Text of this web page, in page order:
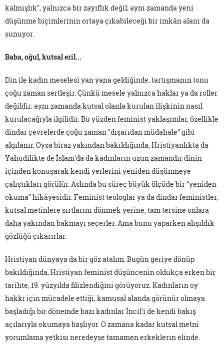
kalmışlık", yalnızca bir zayıflık değil; aynı zamanda yeni
düşünme biçimlerinin ortaya çıkabileceği bir imkân alanı da
sunuyor.
Baba, oğul, kutsal eril...
Din ile kadın meselesi yan yana geldiğinde, tartışmanın tonu
çoğu zaman sertleşir. Çünkü mesele yalnızca haklar ya da roller
değildir; aynı zamanda kutsal olanla kurulan ilişkinin nasıl
kurulacağıyla ilgilidir. Bu yüzden feminist yaklaşımlar, özellikle
dindar çevrelerde çoğu zaman "dışarıdan müdahale" gibi
algılanır. Oysa biraz yakından bakıldığında, Hristiyanlıkta da
Yahudilikte de İslam'da da kadınların uzun zamandır dinin
içinden konuşarak kendi yerlerini yeniden düşünmeye
çalıştıkları görülür. Aslında bu süreç büyük ölçüde bir "yeniden
okuma" hikâyesidir. Feminist teologlar ya da dindar feministler,
kutsal metinlere sırtlarını dönmek yerine, tam tersine onlara
daha yakından bakmayı seçerler. Ama bunu yaparken alışıldık
gözlüğü çıkarırlar.
Hristiyan dünyaya da bir göz atalım. Bugün geriye dönüp
bakıldığında, Hristiyan feminist düşüncenin oldukça erken bir
tarihte, 19. yüzyılda filizlendiğini görüyoruz. Kadınların oy
hakkı için mücadele ettiği, kamusal alanda görünür olmaya
başladığı bir dönemde bazı kadınlar İncil'i de kendi bakış
açılarıyla okumaya başlıyor. O zamana kadar kutsal metni
yorumlama yetkisi neredeyse tamamen erkeklerin elinde.